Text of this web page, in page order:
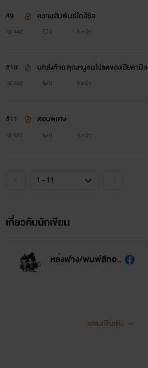
#9 ความสัมพันธ์ใกล้ชิด
446 0 5 หน้า
#10 บทส่งท้าย คุณหนูคนโปรดของเฮียคามิล
592 0 8 หน้า
#11 ตอนพิเศษ
623 0 9 หน้า
เกี่ยวกับนักเขียน
หลิ่งฟาง/พิมพ์สีทอง
แสดงเพิ่มเติม